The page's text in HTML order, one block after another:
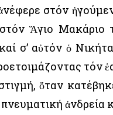
στόν
στόν Ἅγιο
σ’ αὐτόν ὁ
τόν
ὅταν
ἀνδρεία